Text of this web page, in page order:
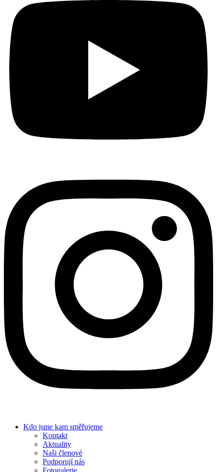
Kdo jsme kam směřujeme
Kontakt
Aktuality
Naši členové
Podporují nás
Fotogalerie